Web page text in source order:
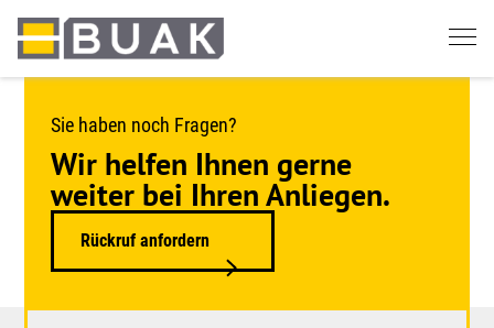
Springe
zum
Sie haben noch Fragen?
Wir helfen Ihnen gerne
weiter bei Ihren Anliegen.
Rückruf anfordern